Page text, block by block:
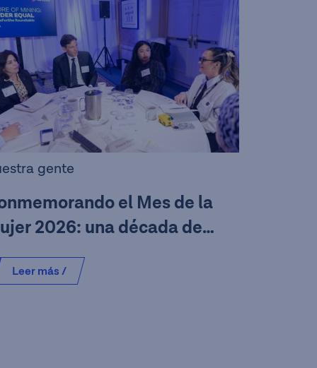
gente
el Mes de la
2026: una década de
y un año de alianza
en Teck
Leer más /